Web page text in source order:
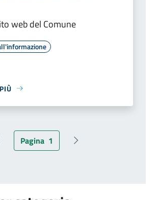
web del Comune
precedente
Pagina 1 Pagina successiva